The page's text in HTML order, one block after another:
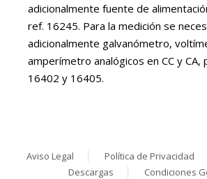
adicionalmente fuente de
ref. 16245. Para la medición se
adicionalmente galvanómetro,
amperímetro analógicos en CC y CA,
16402 y 16405.
Aviso Legal Política de Privacidad
Descargas
Condiciones